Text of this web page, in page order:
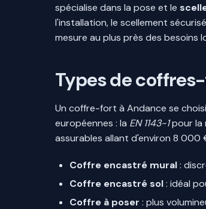
spécialise dans la pose et le
l'installation, le scellement
mesure au plus près des besoins
Types de
Un coffre-fort à Andance se
européennes : la EN 1143-1pour la
assurables allant d'environ 8 000
Coffre encastré mural:
Coffre encastré sol: idéal
Coffre à poser : plus